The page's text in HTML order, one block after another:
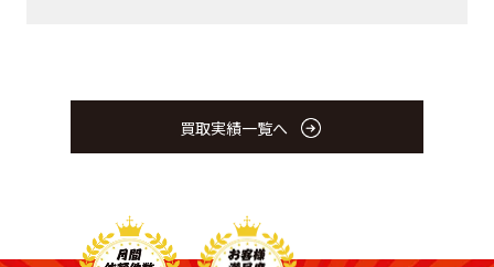
買取実績一覧へ